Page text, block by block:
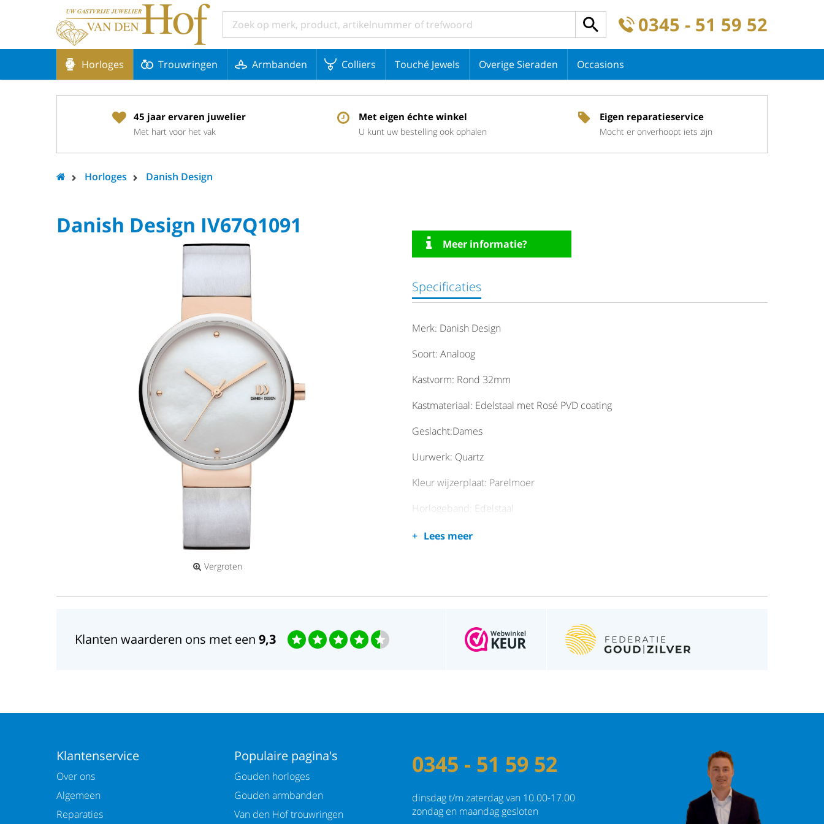
0345 - 51 59 52
Horloges Trouwringen Armbanden Colliers Touché Jewels Overige Sieraden Occasions
45 jaar ervaren juwelier
Met hart voor het vak
Met eigen échte winkel
U kunt uw bestelling ook ophalen
Eigen reparatieservice
Mocht er onverhoopt iets zijn
Horloges Danish Design
Danish Design IV67Q1091
Vergroten
Meer informatie?
Specificaties
Merk: Danish Design
Soort: Analoog
Kastvorm: Rond 32mm
Kastmateriaal: Edelstaal met Rosé PVD coating
Geslacht:Dames
Uurwerk: Quartz
Kleur wijzerplaat: Parelmoer
Horlogeband: Edelstaal
Horlogeglas: Mineraal kristal
Lees meer
Klanten waarderen ons met een 9,3
Klantenservice
Over ons
Algemeen
Reparaties
Populaire pagina's
Gouden horloges
Gouden armbanden
Van den Hof trouwringen
0345 - 51 59 52
dinsdag t/m zaterdag van 10.00-17.00
zondag en maandag gesloten